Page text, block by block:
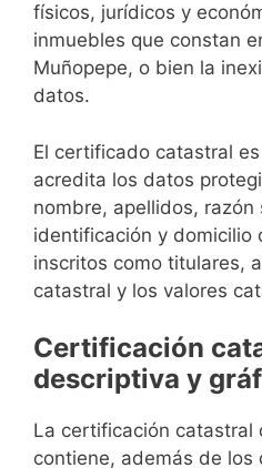
físicos, jurídicos y
inmuebles que constan
Muñopepe, o bien la
datos.
El certificado catastral
acredita los datos
nombre, apellidos, razón
identificación y domicilio
inscritos como titulares,
catastral y los valores
Certificación
descriptiva y
La certificación catastral
contiene, además de los